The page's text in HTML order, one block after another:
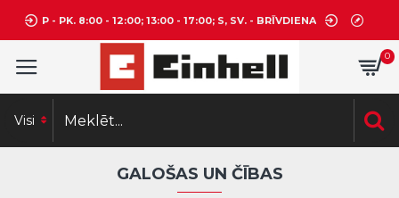
P - PK. 8:00 - 12:00; 13:00 - 17:00; S, SV. - BRĪVDIENA
0
Visi
GALOŠAS UN ČĪBAS